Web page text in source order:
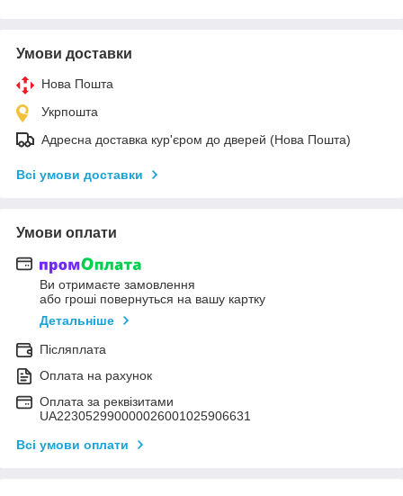
Умови доставки
Нова Пошта
Укрпошта
Адресна доставка кур'єром до дверей (Нова Пошта)
Всі умови доставки
Умови оплати
Ви отримаєте замовлення
або гроші повернуться на вашу картку
Детальніше
Післяплата
Оплата на рахунок
Оплата за реквізитами
UA223052990000026001025906631
Всі умови оплати